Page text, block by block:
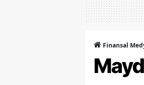
Finansal